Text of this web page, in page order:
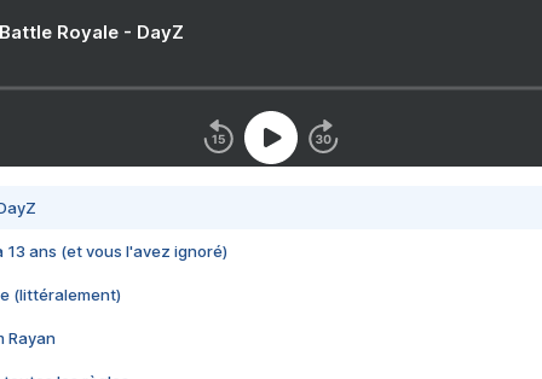
Royale - DayZ
13 ans (et vous l'avez ignoré)
(littéralement)
Rayan